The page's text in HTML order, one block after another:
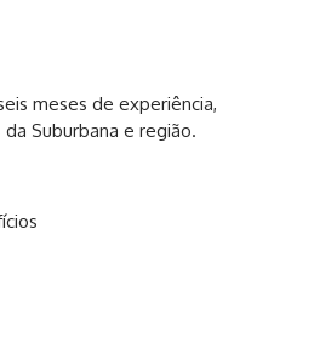
meses de experiência,
Suburbana e região.